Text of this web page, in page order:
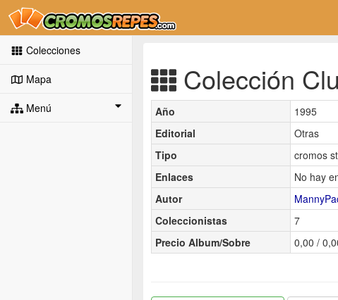
Colecciones
Mapa
Menú
Colección
Año
1995
Editorial
Otras
Tipo
cromos
Enlaces
No hay
Autor
Coleccionistas
7
Precio Album/Sobre
0,00 /